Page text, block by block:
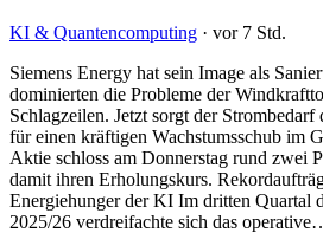
KI & Quantencomputing · vor 7 Std.
Siemens Energy hat sein Image als
dominierten die Probleme der
Schlagzeilen. Jetzt sorgt der
für einen kräftigen Wachstumsschub im
Aktie schloss am Donnerstag rund zwei
damit ihren Erholungskurs.
Energiehunger der KI Im dritten Quartal
2025/26 verdreifachte sich das